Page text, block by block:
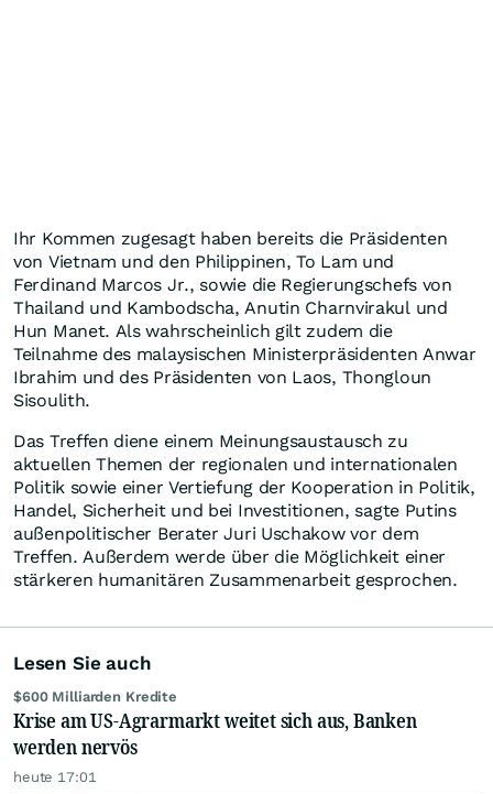
Ihr Kommen zugesagt haben bereits die Präsidenten
von Vietnam und den Philippinen, To Lam und
Ferdinand Marcos Jr., sowie die Regierungschefs von
Thailand und Kambodscha, Anutin Charnvirakul und
Hun Manet. Als wahrscheinlich gilt zudem die
Teilnahme des malaysischen Ministerpräsidenten Anwar
Ibrahim und des Präsidenten von Laos, Thongloun
Sisoulith.
Das Treffen diene einem Meinungsaustausch zu
aktuellen Themen der regionalen und internationalen
Politik sowie einer Vertiefung der Kooperation in Politik,
Handel, Sicherheit und bei Investitionen, sagte Putins
außenpolitischer Berater Juri Uschakow vor dem
Treffen. Außerdem werde über die Möglichkeit einer
stärkeren humanitären Zusammenarbeit gesprochen.
Lesen Sie auch
$600 Milliarden Kredite
Krise am US-Agrarmarkt weitet sich aus, Banken
werden nervös
heute 17:01